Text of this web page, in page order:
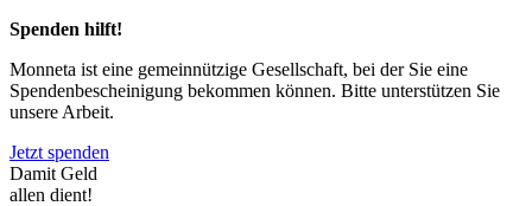
Spenden hilft!
Monneta ist eine gemeinnützige Gesellschaft, bei der Sie eine
Spendenbescheinigung bekommen können. Bitte unterstützen Sie
unsere Arbeit.
Jetzt spenden
Damit Geld
allen dient!